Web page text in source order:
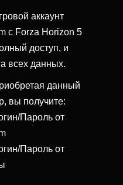
аккаунт
с Forza Horizon 5
доступ, и
всех данных.
данный
вы получите:
Пароль от
Пароль от